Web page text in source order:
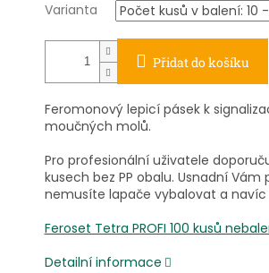
Varianta
Přidat do košíku
Feromonový lepicí pásek k
moučných molů.
Pro profesionální uživatele
kusech bez PP obalu. Usnadní Vám
nemusíte lapače vybalovat a navíc
Feroset Tetra PROFI 100 kusů
Detailní informace